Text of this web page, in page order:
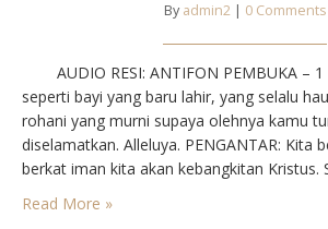
By admin2 | 0 Comments
AUDIO RESI: ANTIFON PEMBUKA – 1
seperti bayi yang baru lahir, yang selalu
rohani yang murni supaya olehnya kamu
diselamatkan. Alleluya. PENGANTAR: Kita
berkat iman kita akan kebangkitan Kristus.
adalah perayaan kebangkitan, tetapi
Paskah ini. Iman dapat membuat…
Read More »